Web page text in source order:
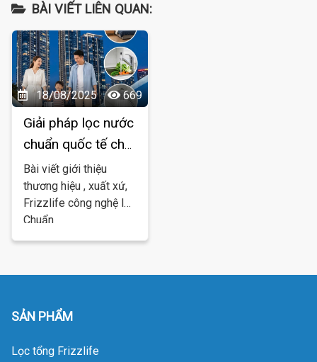
BÀI VIẾT LIÊN QUAN:
18/08/2025 669
Giải pháp lọc nước
chuẩn quốc tế cho
gia đình Việt
Bài viết giới thiệu
thương hiệu , xuất xứ,
Frizzlife công nghệ lọc
Chuẩn
SẢN PHẨM
Lọc tổng Frizzlife